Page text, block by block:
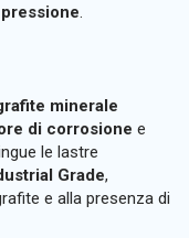
.
minerale
di corrosione e
le lastre
Grade,
e alla presenza di